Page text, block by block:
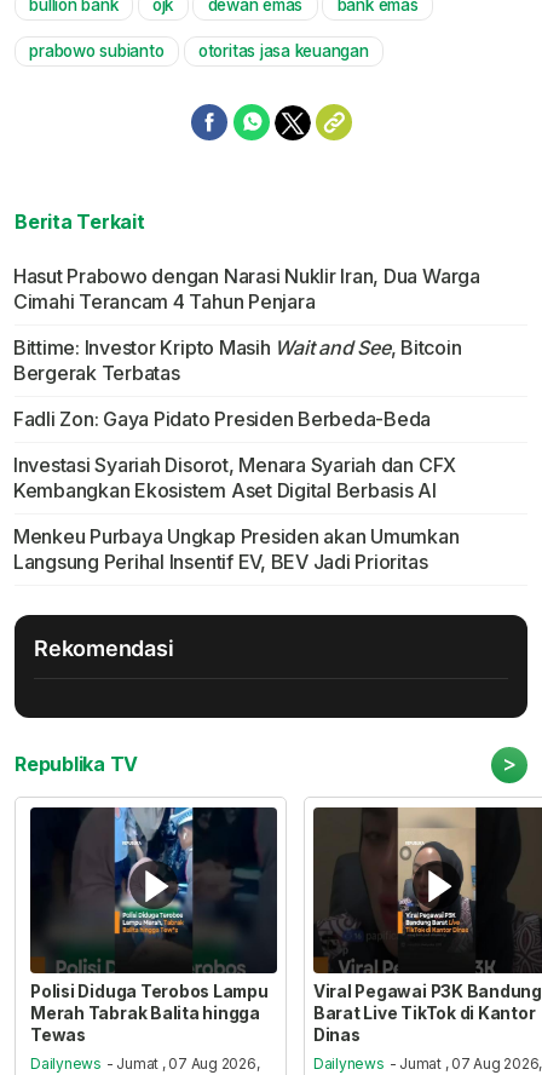
bullion bank ojk dewan emas bank emas
prabowo subianto otoritas jasa keuangan
Berita Terkait
Hasut Prabowo dengan Narasi Nuklir Iran, Dua Warga
Cimahi Terancam 4 Tahun Penjara
Bittime: Investor Kripto Masih Wait and See, Bitcoin
Bergerak Terbatas
Fadli Zon: Gaya Pidato Presiden Berbeda-Beda
Investasi Syariah Disorot, Menara Syariah dan CFX
Kembangkan Ekosistem Aset Digital Berbasis AI
Menkeu Purbaya Ungkap Presiden akan Umumkan
Langsung Perihal Insentif EV, BEV Jadi Prioritas
Rekomendasi
Republika TV >
Polisi Diduga Terobos Lampu
Merah Tabrak Balita hingga
Tewas
Dailynews - Jumat , 07 Aug 2026,
Viral Pegawai P3K Bandung
Barat Live TikTok di Kantor
Dinas
Dailynews - Jumat , 07 Aug 2026,